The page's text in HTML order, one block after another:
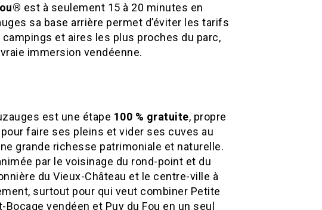
est à seulement 15 à 20 minutes en
sa base arrière permet d’éviter les tarifs
et aires les plus proches du parc,
immersion vendéenne.
est une étape 100 % gratuite, propre
faire ses pleins et vider ses cuves au
grande richesse patrimoniale et naturelle.
par le voisinage du rond-point et du
du Vieux-Château et le centre-ville à
surtout pour qui veut combiner Petite
Bocage vendéen et Puy du Fou en un seul